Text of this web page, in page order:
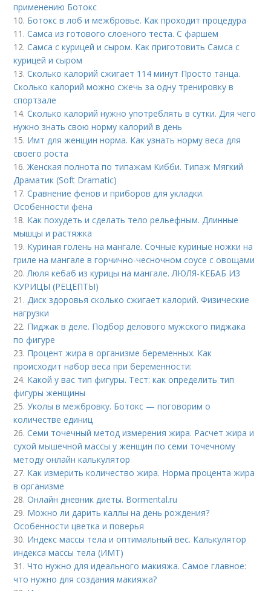
применению Ботокс
10. Ботокс в лоб и межбровье. Как проходит процедура
11.Самса из готового слоеного теста. С фаршем
12.Самса с курицей и сыром. Как приготовить Самса с
курицей и сыром
13.Сколько калорий сжигает 114 минут Просто танца.
Сколько калорий можно сжечь за одну тренировку в
спортзале
14.Сколько калорий нужно употреблять в сутки. Для чего
нужно знать свою норму калорий в день
15. Имт для женщин норма. Как узнать норму веса для
своего роста
16.Женская полнота по типажам Кибби. Типаж Мягкий
Драматик (Soft Dramatic)
17.Сравнение фенов и приборов для укладки.
Особенности фена
18. Как похудеть и сделать тело рельефным. Длинные
мышцы и растяжка
19. Куриная голень на мангале. Сочные куриные ножки на
гриле на мангале в горчично-чесночном соусе с овощами
20.Люля кебаб из курицы на мангале. ЛЮЛЯ-КЕБАБ ИЗ
КУРИЦЫ (РЕЦЕПТЫ)
21.Диск здоровья сколько сжигает калорий. Физические
нагрузки
22. Пиджак в деле. Подбор делового мужского пиджака
по фигуре
23. Процент жира в организме беременных. Как
происходит набор веса при беременности:
24. Какой у вас тип фигуры. Тест: как определить тип
фигуры женщины
25.Уколы в межбровку. Ботокс — поговорим о
количестве единиц
26.Семи точечный метод измерения жира. Расчет жира и
сухой мышечной массы у женщин по семи точечному
методу онлайн калькулятор
27. Как измерить количество жира. Норма процента жира
в организме
28.Онлайн дневник диеты. Bormental.ru
29. Можно ли дарить каллы на день рождения?
Особенности цветка и поверья
30. Индекс массы тела и оптимальный вес. Калькулятор
индекса массы тела (ИМТ)
31.Что нужно для идеального макияжа. Самое главное:
что нужно для создания макияжа?